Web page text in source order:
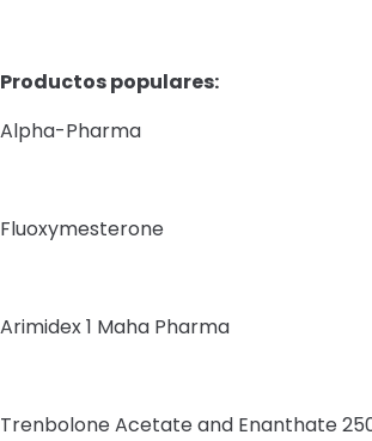
Productos populares:
Alpha-Pharma
Fluoxymesterone
Arimidex 1 Maha Pharma
Trenbolone Acetate and Enanthate